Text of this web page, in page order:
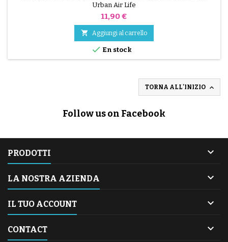
Urban Air Life
Prezzo
11,90 €
 Aggiungi al carrello
 En stock
TORNA ALL'INIZIO 
Follow us on Facebook
PRODOTTI 
LA NOSTRA AZIENDA 
IL TUO ACCOUNT 
CONTACT 